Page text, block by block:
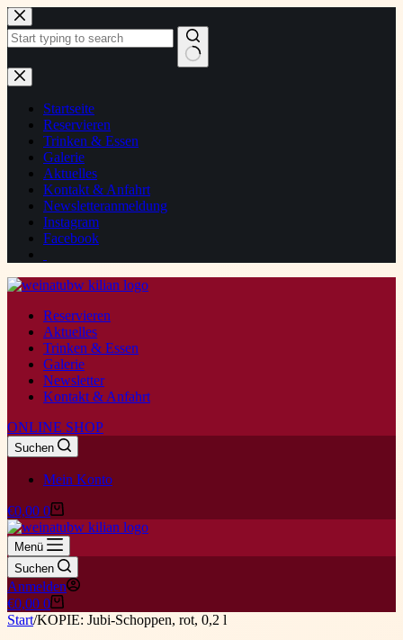
Zum
Inhalt
springen
Keine
Ergebnisse
Startseite
Reservieren
Trinken & Essen
Galerie
Aktuelles
Kontakt & Anfahrt
Newsletteranmeldung
Instagram
Facebook
Reservieren
Aktuelles
Trinken & Essen
Galerie
Newsletter
Kontakt & Anfahrt
ONLINE SHOP
Suchen
Mein Konto
Warenkorb
€0,00 0
Menü
Suchen
Anmelden
Warenkorb
€0,00 0
Start/KOPIE: Jubi-Schoppen, rot, 0,2 l